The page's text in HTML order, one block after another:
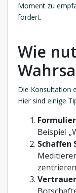
Moment zu
fördert.
Wie
Die Konsultation
Hier sind einige
Beispiel
Schaffen